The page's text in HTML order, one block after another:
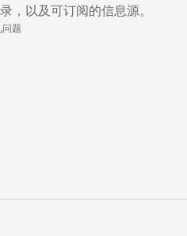
，以及可订阅的信息源。
题